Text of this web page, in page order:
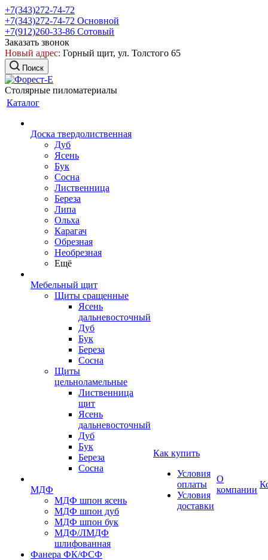
+7(343)272-74-72
+7(343)272-74-72 Основной
+7(912)260-33-86 Сотовый
Заказать звонок
Новый адрес: Горный щит, ул. Толстого 65
Поиск
Столярные пиломатериалы
Каталог
Доска твердолиственная
Дуб
Ясень
Бук
Сосна
Лиственница
Береза
Липа
Ольха
Карагач
Обрезная
Необрезная
Ещё
Мебельный щит
Щиты сращенные
Ясень
дальневосточный
Дуб
Бук
Береза
Сосна
Щиты
цельноламельные
Лиственница
щит
Ясень
дальневосточный
Дуб
Бук
Береза
Сосна
МДФ
МДФ шпон ясень
МДФ шпон дуб
МДФ шпон бук
МДФ/ЛМДФ
шлифованная
Фанера ФК/ФСФ
Как купить
Условия
оплаты
Условия
доставки
О
компании